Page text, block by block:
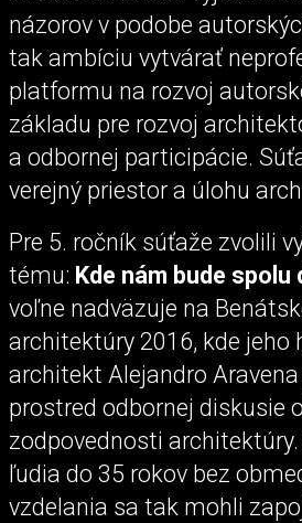
názorov v podobe
tak ambíciu vytvárať
platformu na rozvoj
základu pre rozvoj
a odbornej participácie.
verejný priestor a úlohu
Pre 5. ročník súťaže zvolili
tému: Kde nám bude spolu
voľne nadväzuje na
architektúry 2016, kde jeho
architekt Alejandro
prostred odbornej diskusie
zodpovednosti
ľudia do 35 rokov bez
vzdelania sa tak mohli